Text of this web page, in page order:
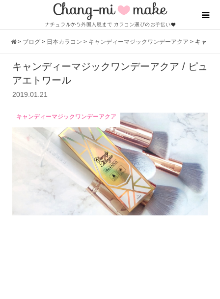
> ブログ > 日本カラコン > キャンディーマジックワンデーアクア > キャ
ンディーマジックワンデーアクア / ピュアエトワール
キャンディーマジックワンデーアクア / ピュ
アエトワール
2019.01.21
キャンディーマジックワンデーアクア